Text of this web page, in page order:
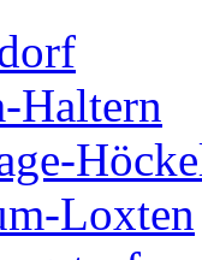
Haltern
Loxten